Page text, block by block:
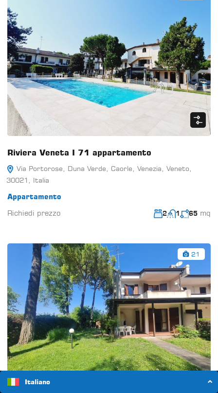
Riviera Veneta I 71 appartamento
Via Portorose, Duna Verde, Caorle, Venezia, Veneto,
30021, Italia
Appartamento
Richiedi prezzo
2 1 65 mq
21
Italiano